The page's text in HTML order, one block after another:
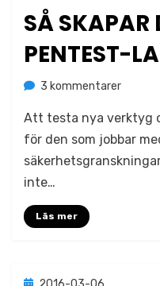
SÅ SKAPAR
PENTEST-
avJonas Lejon
3 kommentarertill
skapar
du
ett
enkelt
Att testa nya verktyg
för den som jobbar
inte…
Läs mer
Publicerad